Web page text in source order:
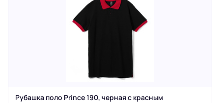
Рубашка поло Prince 190, черная с красным